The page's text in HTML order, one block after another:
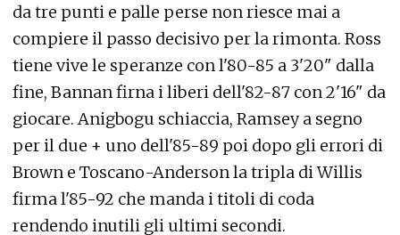
da tre punti e palle perse non riesce mai a
compiere il passo decisivo per la rimonta. Ross
tiene vive le speranze con l'80-85 a 3'20" dalla
fine, Bannan firna i liberi dell'82-87 con 2'16" da
giocare. Anigbogu schiaccia, Ramsey a segno
per il due + uno dell'85-89 poi dopo gli errori di
Brown e Toscano-Anderson la tripla di Willis
firma l'85-92 che manda i titoli di coda
rendendo inutili gli ultimi secondi.